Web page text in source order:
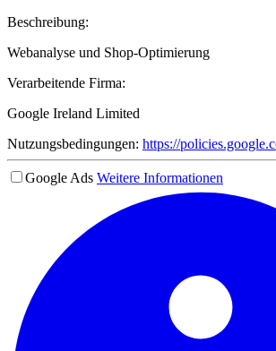
Beschreibung:
Webanalyse und Shop-Optimierung
Verarbeitende Firma:
Google Ireland Limited
Nutzungsbedingungen: https://
Google Ads Weitere Informationen